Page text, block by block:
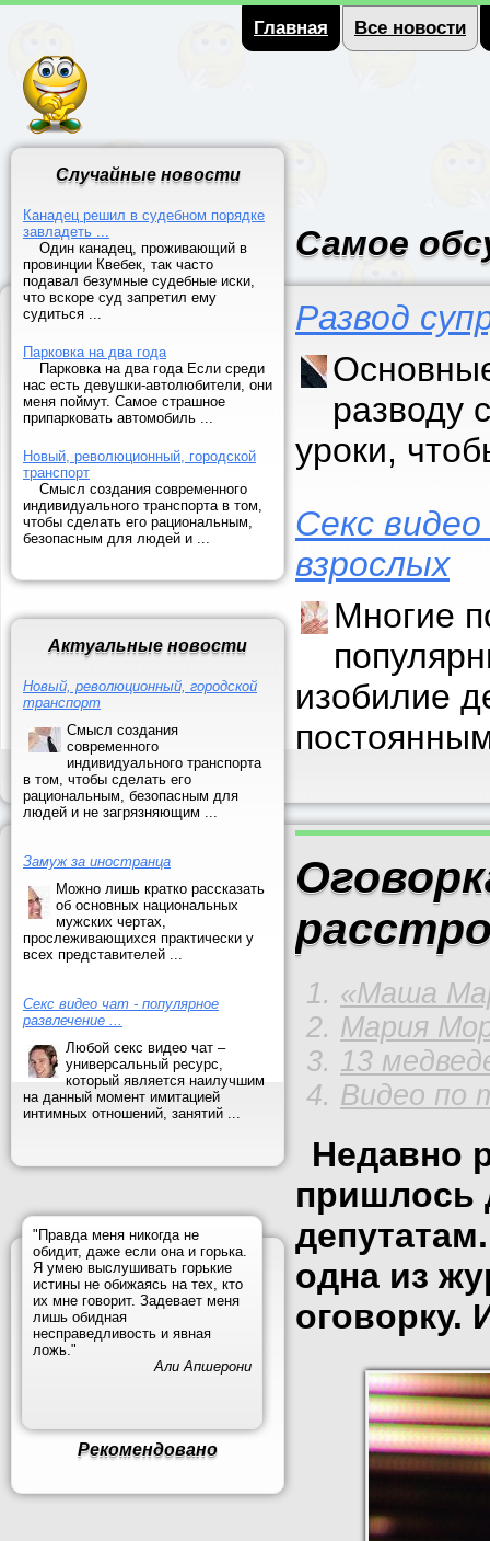
Главная Все новости
Случайные новости
Канадец решил в судебном порядке
завладеть ...
Один канадец, проживающий в
провинции Квебек, так часто
подавал безумные судебные иски,
что вскоре суд запретил ему
судиться ...
Парковка на два года
Парковка на два года Если среди
нас есть девушки-автолюбители, они
меня поймут. Самое страшное
припарковать автомобиль ...
Новый, революционный, городской
транспорт
Смысл создания современного
индивидуального транспорта в том,
чтобы сделать его рациональным,
безопасным для людей и ...
Актуальные новости
Новый, революционный, городской
транспорт
Смысл создания
современного
индивидуального транспорта
в том, чтобы сделать его
рациональным, безопасным для
людей и не загрязняющим ...
Замуж за иностранца
Можно лишь кратко рассказать
об основных национальных
мужских чертах,
прослеживающихся практически у
всех представителей ...
Секс видео чат - популярное
развлечение ...
Любой секс видео чат –
универсальный ресурс,
который является наилучшим
на данный момент имитацией
интимных отношений, занятий ...
"Правда меня никогда не
обидит, даже если она и горька.
Я умею выслушивать горькие
истины не обижаясь на тех, кто
их мне говорит. Задевает меня
лишь обидная
несправедливость и явная
ложь."
Али Апшерони
Рекомендовано
Самое
Развод
разводу
уроки,
Секс
взрослых
Многие
изобилие
«Маша
Мария
13
Видео по
Недавно
пришлось
одна из
оговорку.